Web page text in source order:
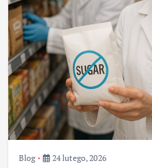
Blog 24 lutego, 2026